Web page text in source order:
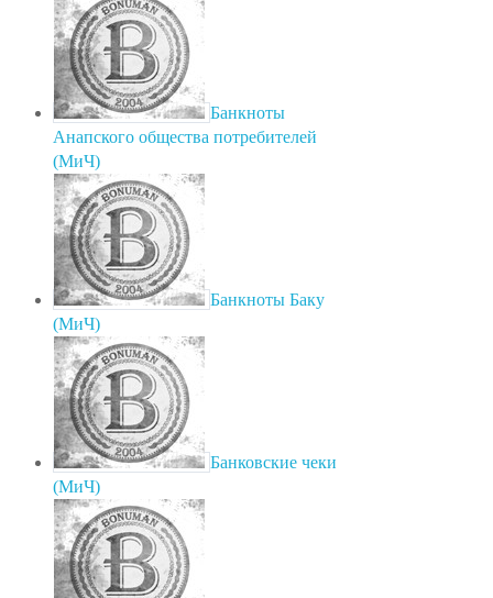
Банкноты
Анапского общества потребителей
(МиЧ)
Банкноты Баку
(МиЧ)
Банковские чеки
(МиЧ)